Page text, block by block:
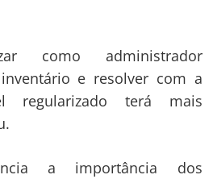
como administrador
e resolver com a
regularizado terá mais
a importância dos